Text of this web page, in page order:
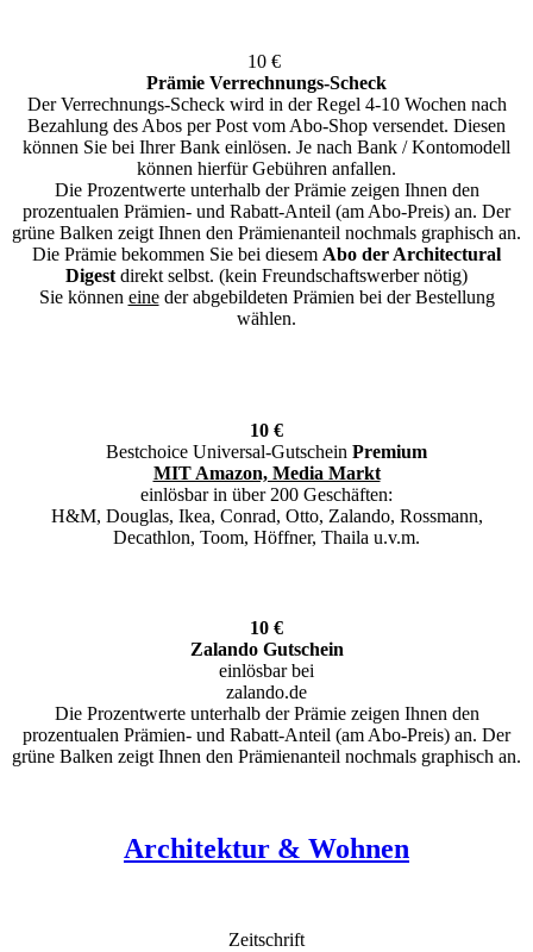
10 €
Prämie Verrechnungs-Scheck
Der Verrechnungs-Scheck wird in der Regel 4-10 Wochen nach
Bezahlung des Abos per Post vom Abo-Shop versendet. Diesen
können Sie bei Ihrer Bank einlösen. Je nach Bank / Kontomodell
können hierfür Gebühren anfallen.
Die Prozentwerte unterhalb der Prämie zeigen Ihnen den
prozentualen Prämien- und Rabatt-Anteil (am Abo-Preis) an. Der
grüne Balken zeigt Ihnen den Prämienanteil nochmals graphisch an.
Die Prämie bekommen Sie bei diesem Abo der Architectural
Digest direkt selbst. (kein Freundschaftswerber nötig)
Sie können eineder abgebildeten Prämien bei der Bestellung
wählen.
10 €
Bestchoice Universal-Gutschein Premium
MIT Amazon, Media Markt
einlösbar in über 200 Geschäften:
H&M, Douglas, Ikea, Conrad, Otto, Zalando, Rossmann,
Decathlon, Toom, Höffner, Thaila u.v.m.
10 €
Zalando Gutschein
einlösbar bei
zalando.de
Die Prozentwerte unterhalb der Prämie zeigen Ihnen den
prozentualen Prämien- und Rabatt-Anteil (am Abo-Preis) an. Der
grüne Balken zeigt Ihnen den Prämienanteil nochmals graphisch an.
Architektur & Wohnen
Zeitschrift